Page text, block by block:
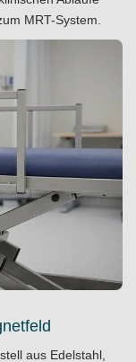
MRT-System.
aus Edelstahl,